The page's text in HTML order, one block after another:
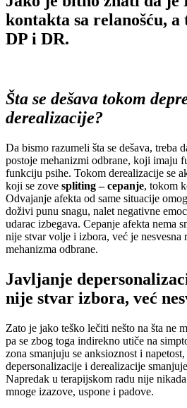
kontakta sa relanošću, a
DP i DR.
Šta se dešava tokom
derealizacije?
Da bismo razumeli šta se dešava, treba
postoje mehanizmi odbrane, koji imaju
funkciju psihe. Tokom derealizacije se
koji se zove spliting – cepanje, tokom
Odvajanje afekta od same situacije
doživi punu snagu, nalet negativne
udarac izbegava. Cepanje afekta nema
nije stvar volje i izbora, već je nesvesna
mehanizma odbrane.
Javljanje
nije stvar izbora, već
Zato je jako teško lečiti nešto na šta ne
pa se zbog toga indirekno utiče na
zona smanjuju se anksioznost i
depersonalizacije i derealizacije
Napredak u terapijskom radu nije
mnoge izazove, uspone i padove.